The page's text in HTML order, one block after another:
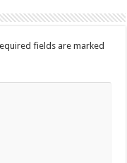
fields are marked